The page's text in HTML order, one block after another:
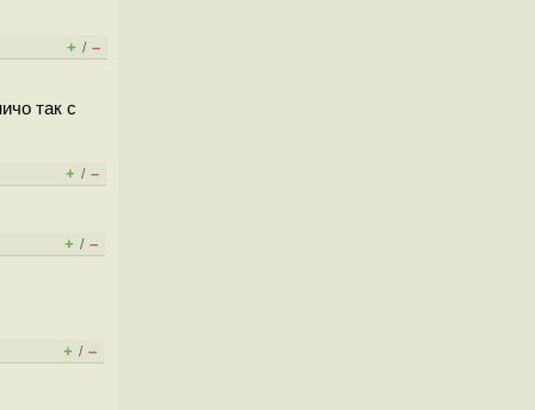
+ / –
так с
+ / –
+ / –
+ / –